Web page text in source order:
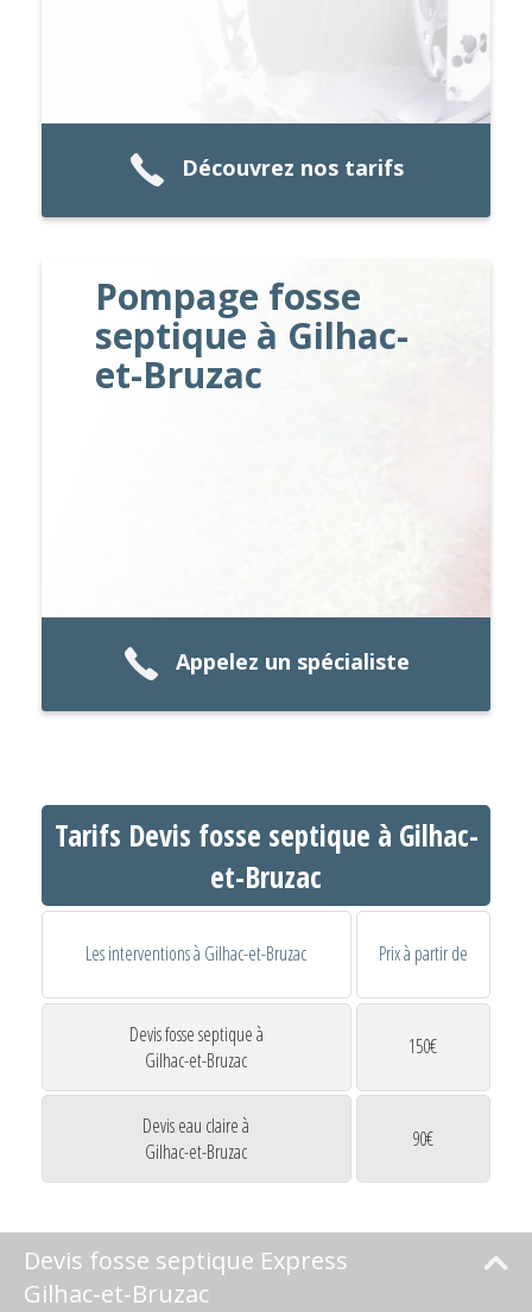
Découvrez nos tarifs
Pompage fosse
septique à Gilhac-
et-Bruzac
Appelez un spécialiste
Tarifs Devis fosse septique à Gilhac-
et-Bruzac
Les interventions à Gilhac-et-Bruzac Prix à partir de
Devis fosse septique à
Gilhac-et-Bruzac
150€
Devis eau claire à
Gilhac-et-Bruzac
90€
Devis fosse septique Express
Gilhac-et-Bruzac